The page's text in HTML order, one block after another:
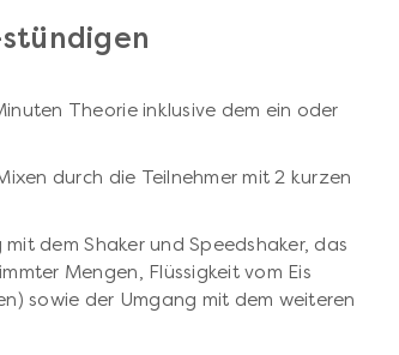
Theorie inklusive dem ein oder
durch die Teilnehmer mit 2 kurzen
dem Shaker und Speedshaker, das
Mengen, Flüssigkeit vom Eis
sowie der Umgang mit dem weiteren